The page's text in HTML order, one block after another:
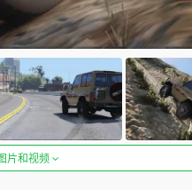
片和视频